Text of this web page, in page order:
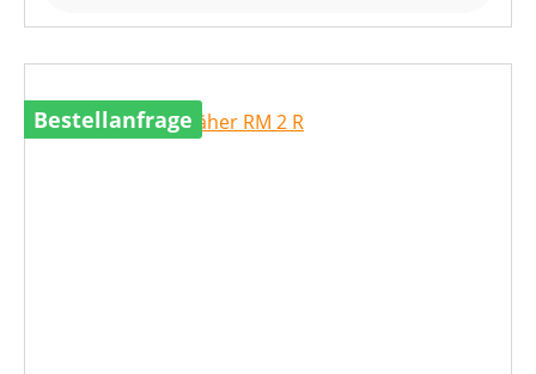
Bestellanfrage